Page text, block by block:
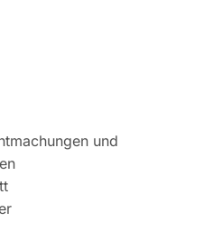
und